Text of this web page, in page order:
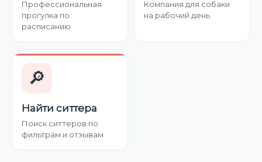
Профессиональная
прогулка по
расписанию
Компания для собаки
на рабочий день
🔎
Найти ситтера
Поиск ситтеров по
фильтрам и отзывам